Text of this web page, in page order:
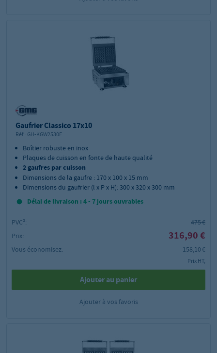
Gaufrier Classico 17x10
Réf.: GH-KGW2530E
Boîtier robuste en inox
Plaques de cuisson en fonte de haute qualité
2 gaufres par cuisson
Dimensions de la gaufre : 170 x 100 x 15 mm
Dimensions du gaufrier (l x P x H): 300 x 320 x 300 mm
Délai de livraison : 4 - 7 jours ouvrables
PVC²:
475 €
Prix:
316,90 €
Vous économisez: 158,10 €
Prix HT,
Ajouter au panier
Ajouter à vos favoris